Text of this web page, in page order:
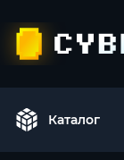
Каталог